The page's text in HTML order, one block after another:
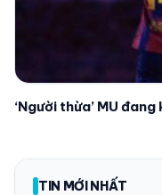
‘Người thừa’ MU
TIN MỚI NHẤT